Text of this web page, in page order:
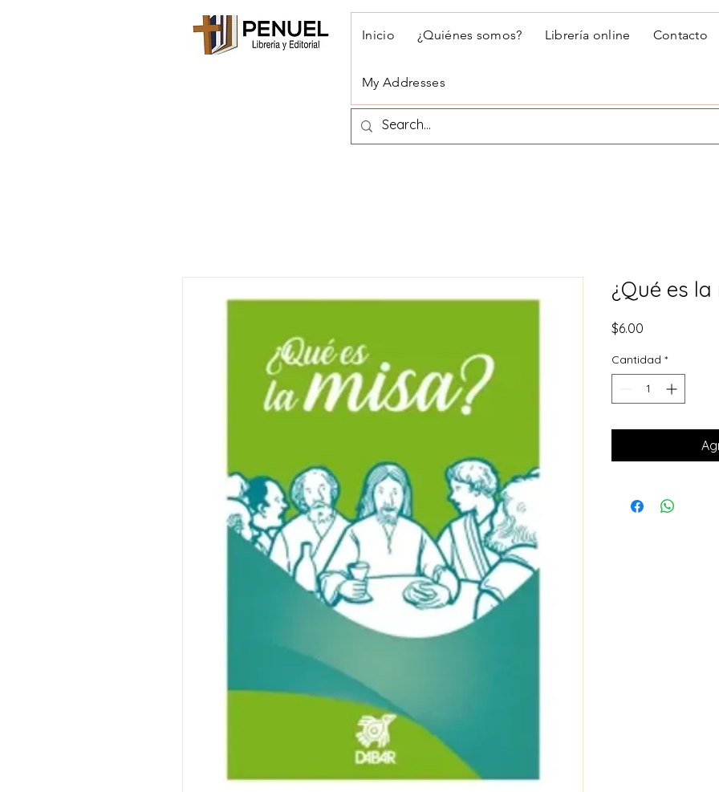
Inicio ¿Quiénes somos? Librería online Contacto
My Addresses
¿Qué es
$6.00
Cantidad *